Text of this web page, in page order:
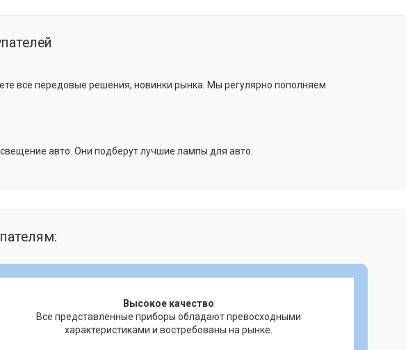
все передовые решения, новинки рынка. Мы регулярно пополняем
авто. Они подберут лучшие лампы для авто.
Высокое качество
Все представленные приборы обладают превосходными
характеристиками и востребованы на рынке.